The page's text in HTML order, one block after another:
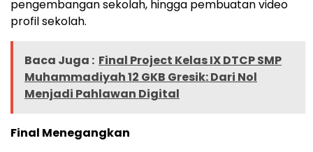
pengembangan sekolah, hingga pembuatan video
profil sekolah.
Baca Juga : Final Project Kelas IX DTCP SMP
Muhammadiyah 12 GKB Gresik: Dari Nol
Menjadi Pahlawan Digital
Final Menegangkan